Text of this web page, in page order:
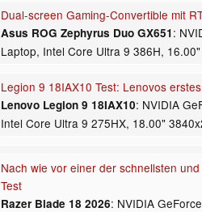
Dual-screen Gaming-Convertible mit
Asus ROG Zephyrus Duo GX651:
Laptop, Intel Core Ultra 9 386H,
Legion 9 18IAX10 Test: Lenovos
Lenovo Legion 9 18IAX10: NVIDIA
Intel Core Ultra 9 275HX, 18.00"
Nach wie vor einer der schnellsten
Test
Razer Blade 18 2026: NVIDIA